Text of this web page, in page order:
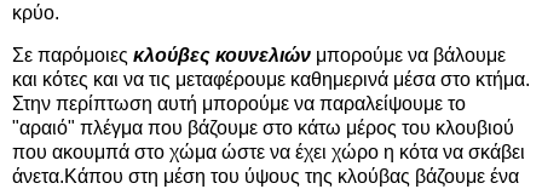
κρύο.
Σε παρόμοιες κλούβες κουνελιών μπορούμε να βάλουμε
και κότες και να τις μεταφέρουμε καθημερινά μέσα στο κτήμα.
Στην περίπτωση αυτή μπορούμε να παραλείψουμε το
"αραιό" πλέγμα που βάζουμε στο κάτω μέρος του κλουβιού
που ακουμπά στο χώμα ώστε να έχει χώρο η κότα να σκάβει
άνετα.Κάπου στη μέση του ύψους της κλούβας βάζουμε ένα